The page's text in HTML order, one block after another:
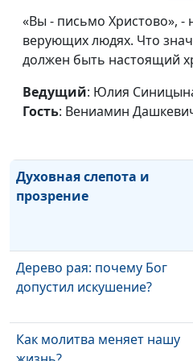
«Вы - письмо Христово», -
верующих людях. Что
должен быть настоящий
Ведущий: Юлия
Гость: Вениамин
Почему Каин убил Авеля?
Духовная слепота и
прозрение
Дерево рая: почему Бог
допустил искушение?
Как молитва меняет нашу